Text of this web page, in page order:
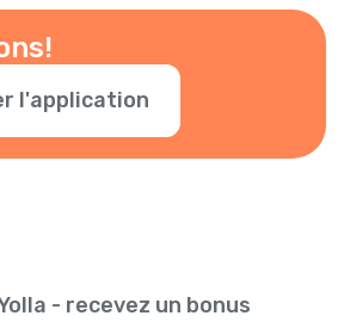
l'application
- recevez un bonus